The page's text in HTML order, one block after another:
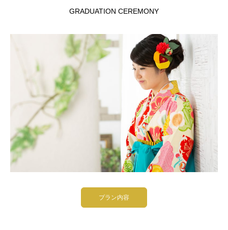
GRADUATION CEREMONY
プラン内容